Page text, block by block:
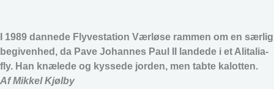
I 1989 dannede Flyvestation Værløse rammen om en særlig
begivenhed, da Pave Johannes Paul II landede i et Alitalia-
fly. Han knælede og kyssede jorden, men tabte kalotten.
Af Mikkel Kjølby